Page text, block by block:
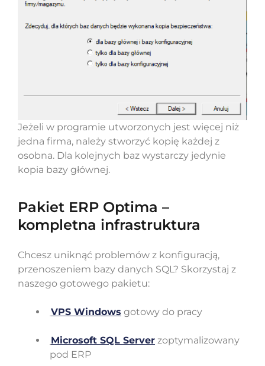
Jeżeli w programie utworzonych jest więcej niż
jedna firma, należy stworzyć kopię każdej z
osobna. Dla kolejnych baz wystarczy jedynie
kopia bazy głównej.
Pakiet ERP Optima –
kompletna infrastruktura
Chcesz uniknąć problemów z konfiguracją,
przenoszeniem bazy danych SQL? Skorzystaj z
naszego gotowego pakietu:
VPS Windows gotowy do pracy
Microsoft SQL Server zoptymalizowany
pod ERP